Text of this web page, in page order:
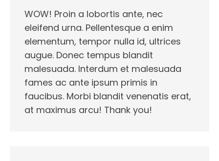
WOW! Proin a lobortis ante, nec
eleifend urna. Pellentesque a enim
elementum, tempor nulla id, ultrices
augue. Donec tempus blandit
malesuada. Interdum et malesuada
fames ac ante ipsum primis in
faucibus. Morbi blandit venenatis erat,
at maximus arcu! Thank you!